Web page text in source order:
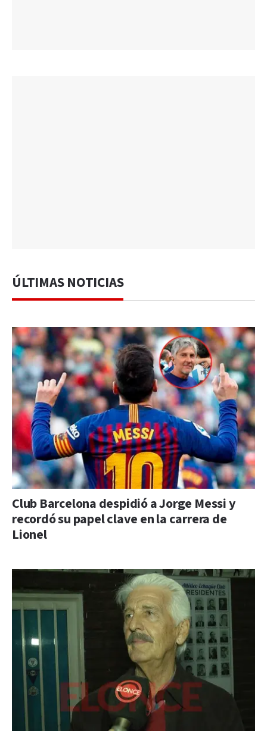
ÚLTIMAS NOTICIAS
Club Barcelona despidió a Jorge Messi y
recordó su papel clave en la carrera de
Lionel